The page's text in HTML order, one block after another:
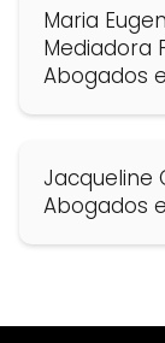
Maria
Mediadora
Abogados
Jacqueline
Abogados